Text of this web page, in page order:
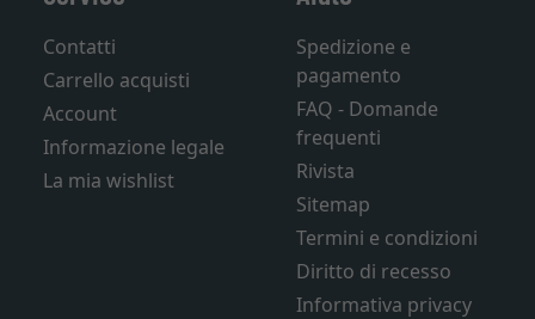
Contatti
Carrello acquisti
Account
Informazione legale
La mia wishlist
Spedizione e
pagamento
FAQ - Domande
frequenti
Rivista
Sitemap
Termini e condizioni
Diritto di recesso
Informativa privacy